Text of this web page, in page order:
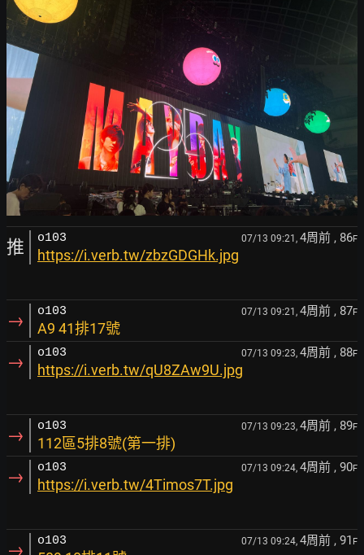
推 o103 07/13 09:21, 4周前 , 86F
https://i.verb.tw/zbzGDGHk.jpg
→ o103 07/13 09:21, 4周前 , 87F
A9 41排17號
→ o103 07/13 09:23, 4周前 , 88F
https://i.verb.tw/qU8ZAw9U.jpg
→ o103 07/13 09:23, 4周前 , 89F
112區5排8號(第一排)
→ o103 07/13 09:24, 4周前 , 90F
https://i.verb.tw/4Timos7T.jpg
→ o103 07/13 09:24, 4周前 , 91 F